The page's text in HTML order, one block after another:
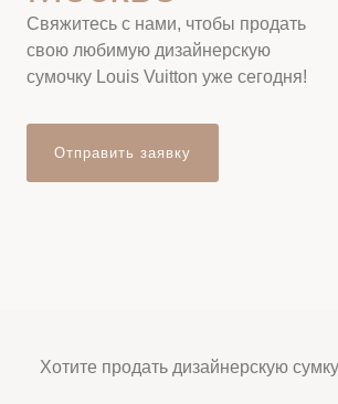
Свяжитесь с нами, чтобы продать
свою любимую дизайнерскую
сумочку Louis Vuitton уже сегодня!
Отправить заявку
Хотите продать дизайнерскую